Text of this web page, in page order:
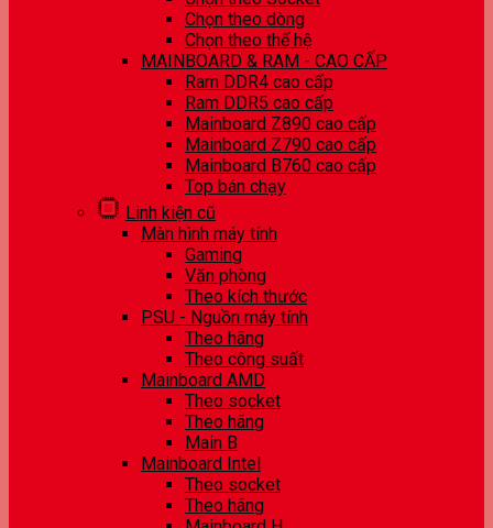
Chọn theo dòng
Chọn theo thế hệ
MAINBOARD & RAM - CAO CẤP
Ram DDR4 cao cấp
Ram DDR5 cao cấp
Mainboard Z890 cao cấp
Mainboard Z790 cao cấp
Mainboard B760 cao cấp
Top bán chạy
Linh kiện cũ
Màn hình máy tính
Gaming
Văn phòng
Theo kích thước
PSU - Nguồn máy tính
Theo hãng
Theo công suất
Mainboard AMD
Theo socket
Theo hãng
Main B
Mainboard Intel
Theo socket
Theo hãng